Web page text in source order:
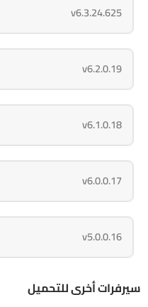
v6.3.24.625
v6.2.0.19
v6.1.0.18
v6.0.0.17
v5.0.0.16
سيرفرات أخرى للتحميل